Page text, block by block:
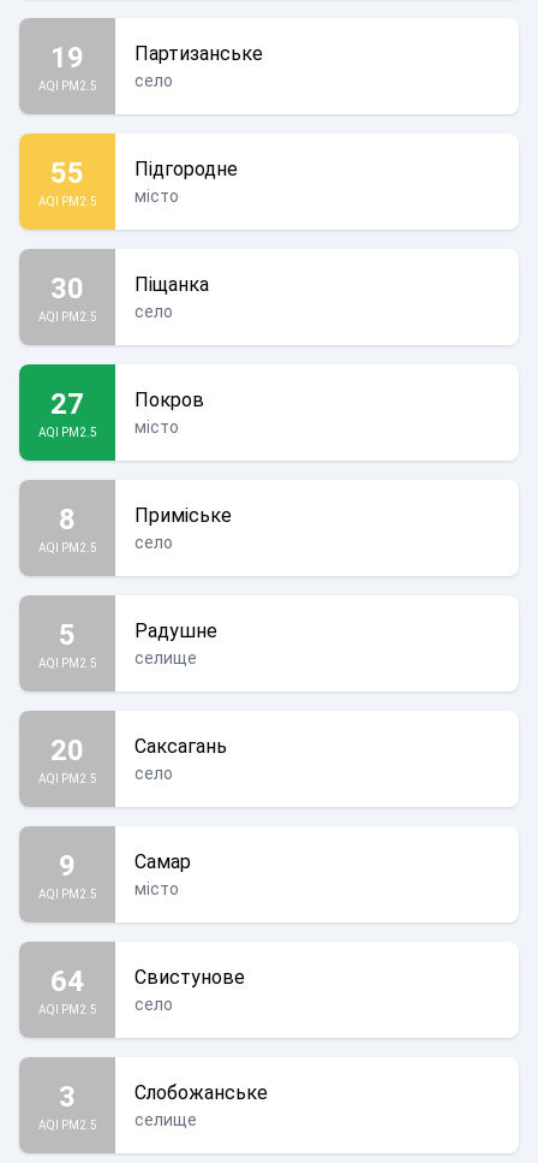
19
AQI PM2.5
Партизанське
село
55
AQI PM2.5
Підгородне
місто
30
AQI PM2.5
Піщанка
село
27
AQI PM2.5
Покров
місто
8
AQI PM2.5
Приміське
село
5
AQI PM2.5
Радушне
селище
20
AQI PM2.5
Саксагань
село
9
AQI PM2.5
Самар
місто
64
AQI PM2.5
Свистунове
село
3
AQI PM2.5
Слобожанське
селище